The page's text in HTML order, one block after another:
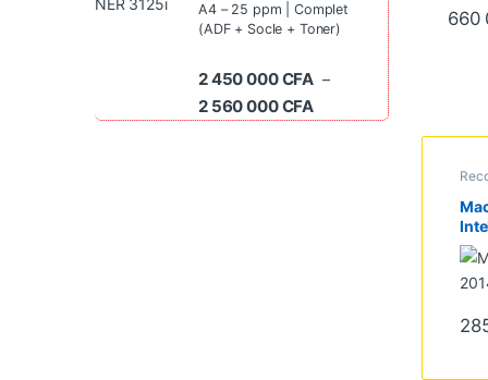
660
A4 – 25 ppm | Complet
(ADF + Socle + Toner)
2 450 000CFA –
2 560 000CFA Plage de prix : 2 450